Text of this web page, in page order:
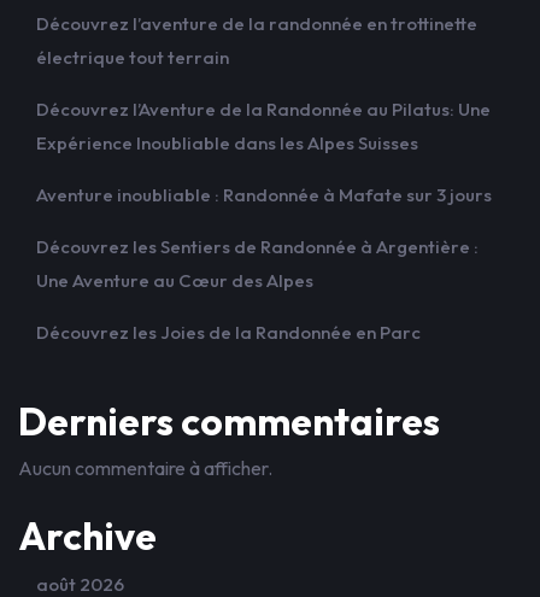
Découvrez l’aventure de la randonnée en trottinette
électrique tout terrain
Découvrez l’Aventure de la Randonnée au Pilatus: Une
Expérience Inoubliable dans les Alpes Suisses
Aventure inoubliable : Randonnée à Mafate sur 3 jours
Découvrez les Sentiers de Randonnée à Argentière :
Une Aventure au Cœur des Alpes
Découvrez les Joies de la Randonnée en Parc
Derniers commentaires
Aucun commentaire à afficher.
Archive
août 2026